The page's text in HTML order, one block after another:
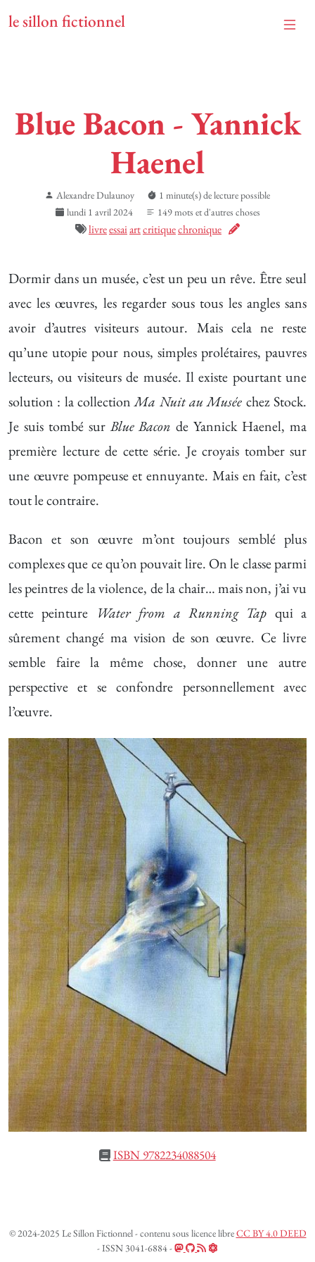
le sillon fictionnel
Blue Bacon - Yannick
Haenel
Alexandre Dulaunoy
1 minute(s) de lecture possible
lundi 1 avril 2024
149 mots et d'autres choses
livreessaiartcritiquechronique
Dormir dans un musée, c’est un peu un rêve. Être seul
avec les œuvres, les regarder sous tous les angles sans
avoir d’autres visiteurs autour. Mais cela ne reste
qu’une utopie pour nous, simples prolétaires, pauvres
lecteurs, ou visiteurs de musée. Il existe pourtant une
solution : la collectionMa Nuit au Musée chez Stock.
Je suis tombé surBlue Bacon de Yannick Haenel, ma
première lecture de cette série. Je croyais tomber sur
une œuvre pompeuse et ennuyante. Mais en fait, c’est
tout le contraire.
Bacon et son œuvre m’ont toujours semblé plus
complexes que ce qu’on pouvait lire. On le classe parmi
les peintres de la violence, de la chair… mais non, j’ai vu
cette peinture Water from a Running Tap qui a
sûrement changé ma vision de son œuvre. Ce livre
semble faire la même chose, donner une autre
perspective et se confondre personnellement avec
l’œuvre.
ISBN 9782234088504
© 2024-2025 Le Sillon Fictionnel - contenu sous licence libreCC BY 4.0 DEED
- ISSN 3041-6884 -